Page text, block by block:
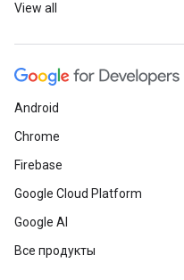
View all
Android
Chrome
Firebase
Google Cloud Platform
Google AI
Все продукты